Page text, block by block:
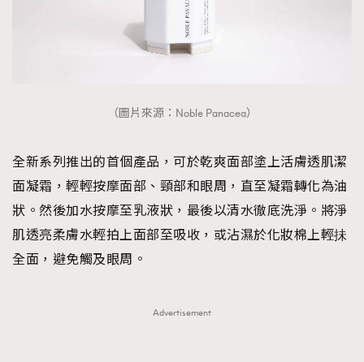
（圖片來源：Noble Panacea）
全新系列推出的首個產品，可於乾爽面部塗上活膚透肌潔
面凝霜，輕輕按摩面部、頸部和眼周，直至凝霜轉化為油
狀。然後加水按摩至乳液狀，最後以清水徹底洗淨。將淨
肌透亮柔膚水輕拍上面部至吸收，或沾濕於化妝棉上輕抺
全面，避免觸及眼周。
Advertisement